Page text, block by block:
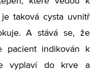
taková cysta uvnitř
A stává se, že
pacient indikován k
vyplaví do krve a